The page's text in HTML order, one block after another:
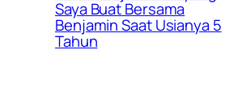
Saya Buat Bersama
Benjamin Saat Usianya 5
Tahun